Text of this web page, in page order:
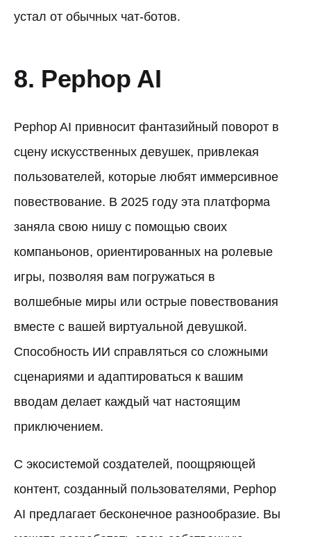
устал от обычных чат-ботов.
8. Pephop AI
Pephop AI привносит фантазийный поворот в
сцену искусственных девушек, привлекая
пользователей, которые любят иммерсивное
повествование. В 2025 году эта платформа
заняла свою нишу с помощью своих
компаньонов, ориентированных на ролевые
игры, позволяя вам погружаться в
волшебные миры или острые повествования
вместе с вашей виртуальной девушкой.
Способность ИИ справляться со сложными
сценариями и адаптироваться к вашим
вводам делает каждый чат настоящим
приключением.
С экосистемой создателей, поощряющей
контент, созданный пользователями, Pephop
AI предлагает бесконечное разнообразие. Вы